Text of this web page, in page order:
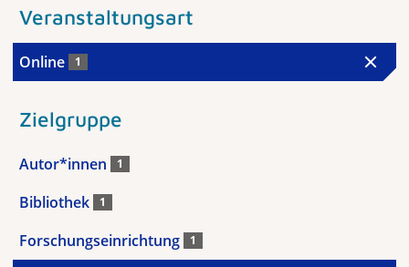
Veranstaltungsart
Online 1
Zielgruppe
Autor*innen 1
Bibliothek 1
Forschungseinrichtung 1